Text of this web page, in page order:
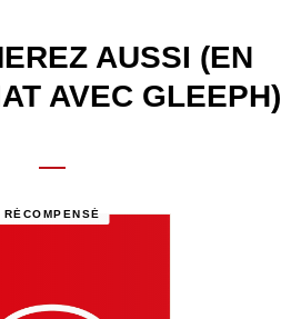
AUSSI (EN
AVEC GLEEPH)
RÉCOMPENSÉ